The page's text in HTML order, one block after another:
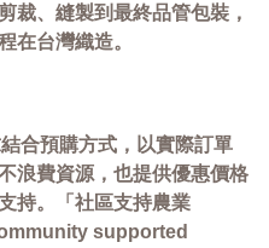
裁、縫製到最終品管包裝，
在台灣織造。
合預購方式，以實際訂單
浪費資源，也提供優惠價格
持。​​「社區支持農業
supported